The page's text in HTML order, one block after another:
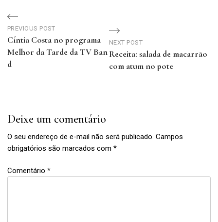
Navegação
de
Post
PREVIOUS POST
Cíntia Costa no programa
Melhor da Tarde da TV Ban
d
NEXT POST
Receita: salada de macarrão
com atum no pote
Deixe um comentário
O seu endereço de e-mail não será publicado. Campos
obrigatórios são marcados com *
Comentário *